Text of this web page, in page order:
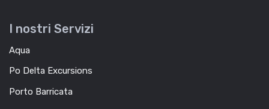
I nostri Servizi
Aqua
Po Delta Excursions
Porto Barricata